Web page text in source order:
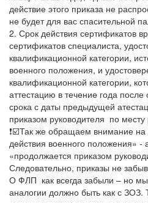
действие этого приказа не
не будет для вас спасительной
2. Срок действия сертификатов
сертификатов специалиста,
квалификационной категории,
военного положения, и
квалификационной категории,
аттестацию в течение года после
срока с даты предыдущей
приказом руководителя по месту
❗️☑️Так же обращаем внимание на
действия военного положения»
«продолжается приказом
Следовательно, приказы не
О ФЛП как всегда забыли – но
аналогии должно быть как с